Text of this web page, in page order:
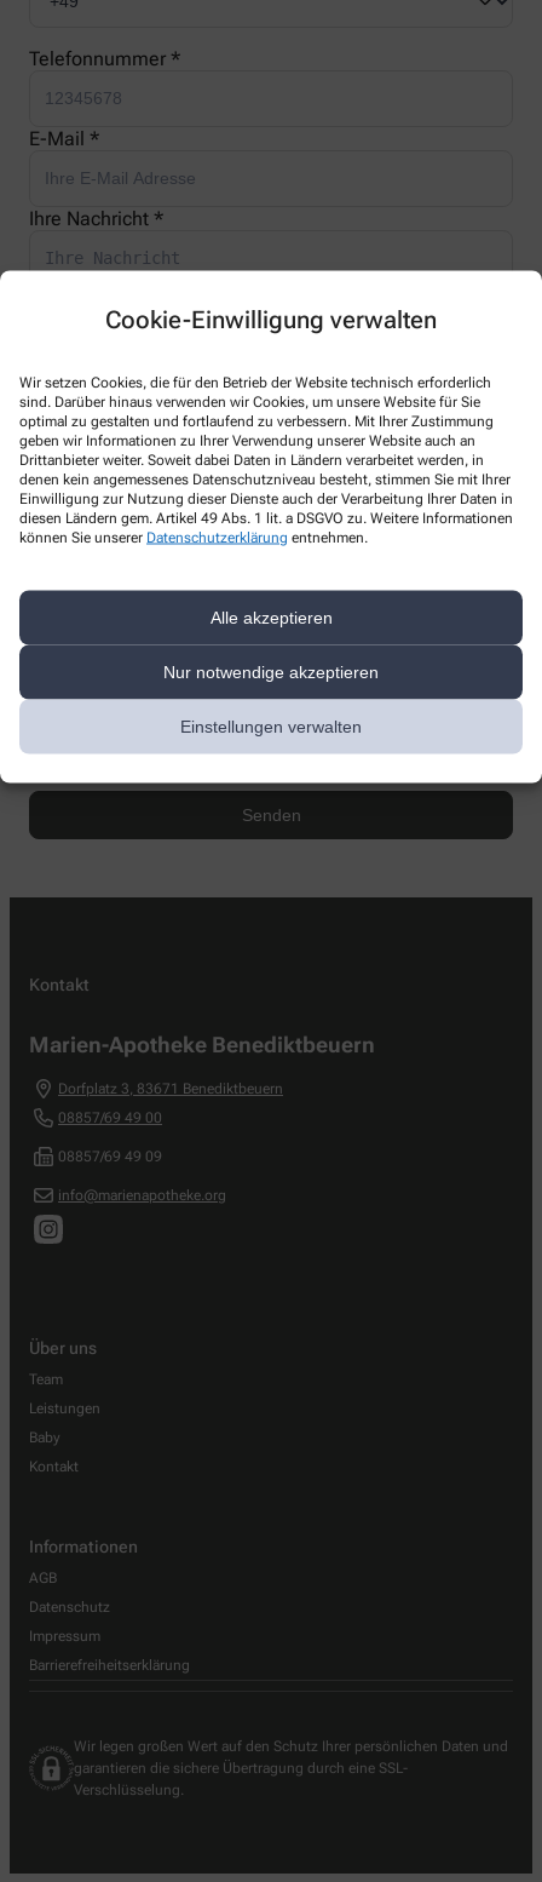
Cookie-Einwilligung verwalten
Wir setzen Cookies, die für den Betrieb der Website technisch erforderlich
sind. Darüber hinaus verwenden wir Cookies, um unsere Website für Sie
optimal zu gestalten und fortlaufend zu verbessern. Mit Ihrer Zustimmung
geben wir Informationen zu Ihrer Verwendung unserer Website auch an
Drittanbieter weiter. Soweit dabei Daten in Ländern verarbeitet werden, in
denen kein angemessenes Datenschutzniveau besteht, stimmen Sie mit Ihrer
Einwilligung zur Nutzung dieser Dienste auch der Verarbeitung Ihrer Daten in
diesen Ländern gem. Artikel 49 Abs. 1 lit. a DSGVO zu. Weitere Informationen
können Sie unserer Datenschutzerklärung entnehmen.
Alle akzeptieren
Nur notwendige akzeptieren
Einstellungen verwalten
Telefonnummer *
E-Mail *
Ihre Nachricht *
* Bitte füllen Sie die Pflichtfelder aus
Ich erkläre mich damit einverstanden, dass die von mir angegebenen
Daten elektronisch erfasst und gespeichert und meine Daten an die
von mir ausgesuchte Apotheke übergeben werden. Rechtsgrundlage
der Verarbeitung ist Art. 6 Abs. 1 lit. a DS-GVO. Die Einwilligung kann
jederzeit widerrufen werden, z.B. per E-Mail an
Ihre Daten werden ausschließlich zur Bearbeitung Ihrer Anfrage
verwendet. Weitere Informationen zum Datenschutz finden Sie unter
Sind Sie ein Mensch? Dann wählen Sie bittedas Flugzeug
Kontakt
Marien-Apotheke Benediktbeuern
Dorfplatz 3, 83671 Benediktbeuern
08857/69 49 00
08857/69 49 09
info@marienapotheke.org
Über uns
Team
Leistungen
Baby
Kontakt
Informationen
AGB
Datenschutz
Impressum
Barrierefreiheitserklärung
Wir legen großen Wert auf den Schutz Ihrer persönlichen Daten und
garantieren die sichere Übertragung durch eine SSL-
Verschlüsselung.